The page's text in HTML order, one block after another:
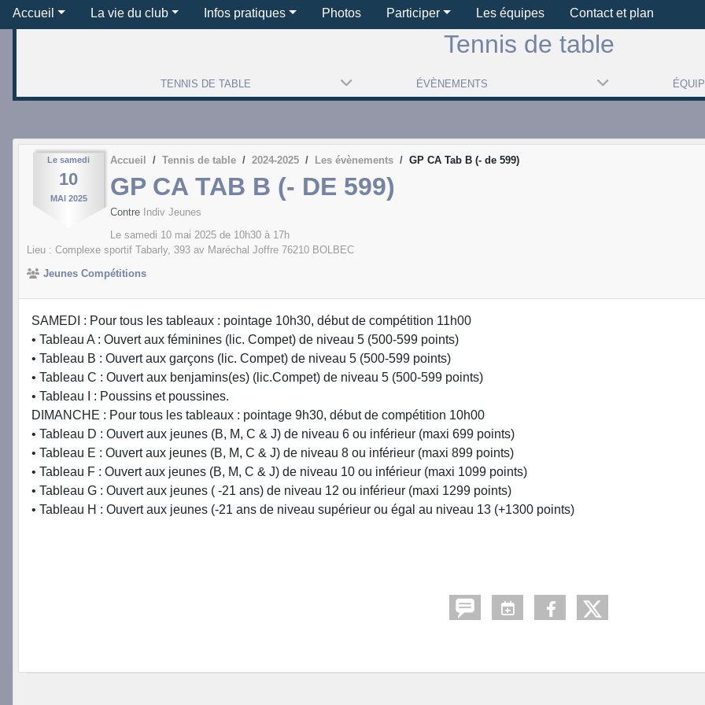
Accueil La vie du club Infos pratiques Photos Participer Les équipes Contact et plan
Tennis de table
TENNIS DE TABLE ÉVÈNEMENTS
Le samedi
10
MAI 2025
Accueil Tennis de table 2024-2025 Les évènements GP CA Tab B (- de 599)
GP CA TAB B (- DE 599)
Contre Indiv Jeunes
Le samedi 10 mai 2025 de 10h30 à 17h
Lieu : Complexe sportif Tabarly, 393 av Maréchal Joffre 76210 BOLBEC
Jeunes Compétitions
SAMEDI : Pour tous les tableaux : pointage 10h30, début de compétition 11h00
• Tableau A : Ouvert aux féminines (lic. Compet) de niveau 5 (500-599 points)
• Tableau B : Ouvert aux garçons (lic. Compet) de niveau 5 (500-599 points)
• Tableau C : Ouvert aux benjamins(es) (lic.Compet) de niveau 5 (500-599 points)
• Tableau I : Poussins et poussines.
DIMANCHE : Pour tous les tableaux : pointage 9h30, début de compétition 10h00
• Tableau D : Ouvert aux jeunes (B, M, C & J) de niveau 6 ou inférieur (maxi 699 points)
• Tableau E : Ouvert aux jeunes (B, M, C & J) de niveau 8 ou inférieur (maxi 899 points)
• Tableau F : Ouvert aux jeunes (B, M, C & J) de niveau 10 ou inférieur (maxi 1099 points)
• Tableau G : Ouvert aux jeunes ( -21 ans) de niveau 12 ou inférieur (maxi 1299 points)
• Tableau H : Ouvert aux jeunes (-21 ans de niveau supérieur ou égal au niveau 13 (+1300 points)